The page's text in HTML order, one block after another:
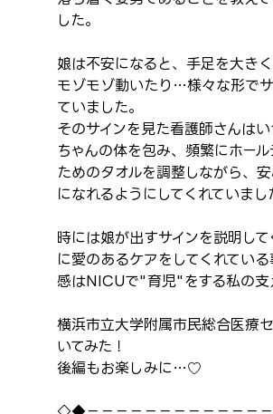
した。
娘は不安になると、手足を大き
モゾモゾ動いたり…様々な形で
ていました。
そのサインを見た看護師さんは
ちゃんの体を包み、頻繁にホー
ためのタオルを調整しながら、
になれるようにしてくれていまし
時には娘が出すサインを説明して
に愛のあるケアをしてくれてい
感はNICUで"育児"をする私の支
横浜市立大学附属市民総合医療
いてみた！
後編もお楽しみに…♡